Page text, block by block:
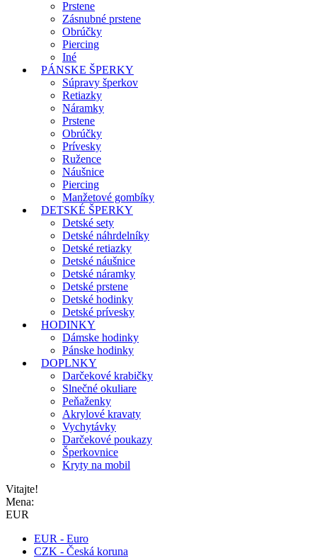
Prstene
Zásnubné prstene
Obrúčky
Piercing
Iné
PÁNSKE ŠPERKY
Súpravy šperkov
Retiazky
Náramky
Prstene
Obrúčky
Prívesky
Ružence
Náušnice
Piercing
Manžetové gombíky
DETSKÉ ŠPERKY
Detské sety
Detské náhrdelníky
Detské retiazky
Detské náušnice
Detské náramky
Detské prstene
Detské hodinky
Detské prívesky
HODINKY
Dámske hodinky
Pánske hodinky
DOPLNKY
Darčekové krabičky
Slnečné okuliare
Peňaženky
Akrylové kravaty
Vychytávky
Darčekové poukazy
Šperkovnice
Kryty na mobil
Vitajte!
Mena:
EUR
EUR - Euro
CZK - Česká koruna